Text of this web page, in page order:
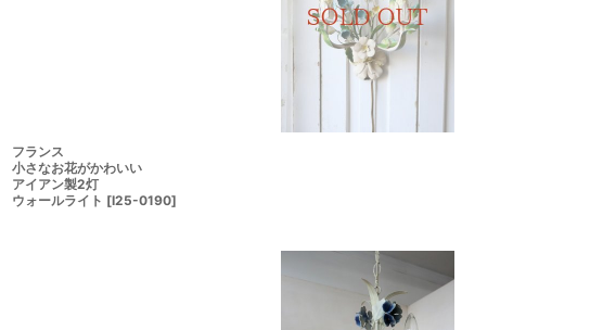
フランス
小さなお花がかわいい
アイアン製2灯
ウォールライト [I25-0190]